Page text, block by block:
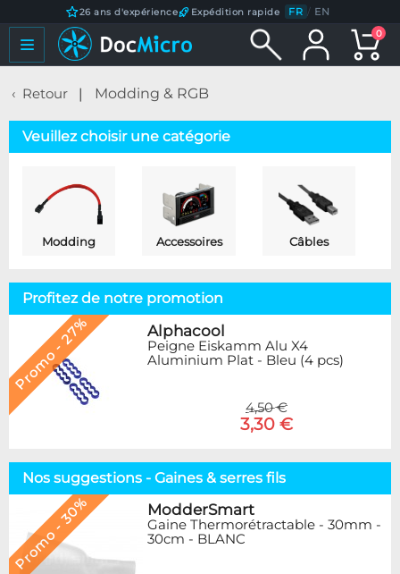
26 ans d'expérience Expédition rapide FR / EN
0
Retour Modding & RGB
Veuillez choisir une catégorie
Modding Accessoires Câbles
Profitez de notre promotion
Promo - 27% Alphacool
Peigne Eiskamm Alu X4
Aluminium Plat - Bleu (4 pcs)
4,50 €
3,30 €
Nos suggestions - Gaines & serres fils
Promo - 30% ModderSmart
Gaine Thermorétractable - 30mm -
30cm - BLANC